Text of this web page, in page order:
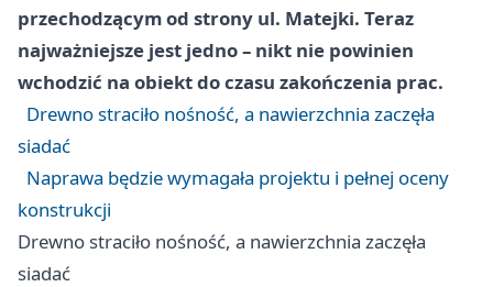
przechodzącym od strony ul. Matejki. Teraz
najważniejsze jest jedno – nikt nie powinien
wchodzić na obiekt do czasu zakończenia prac.
Drewno straciło nośność, a nawierzchnia zaczęła
siadać
Naprawa będzie wymagała projektu i pełnej oceny
konstrukcji
Drewno straciło nośność, a nawierzchnia zaczęła
siadać